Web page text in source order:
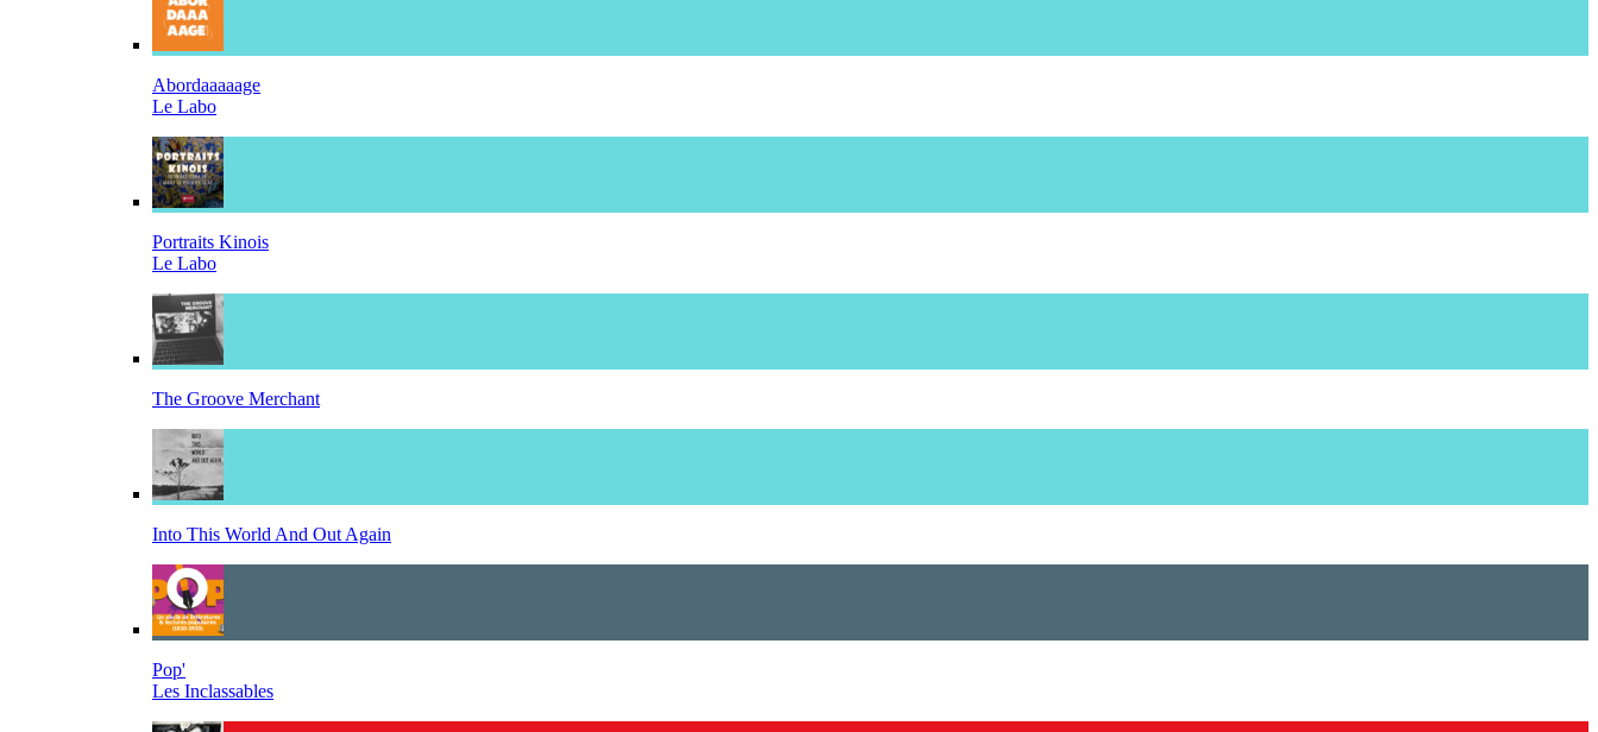
Abordaaaaage
Le Labo
Portraits Kinois
Le Labo
The Groove Merchant
Into This World And Out Again
Pop'
Les Inclassables